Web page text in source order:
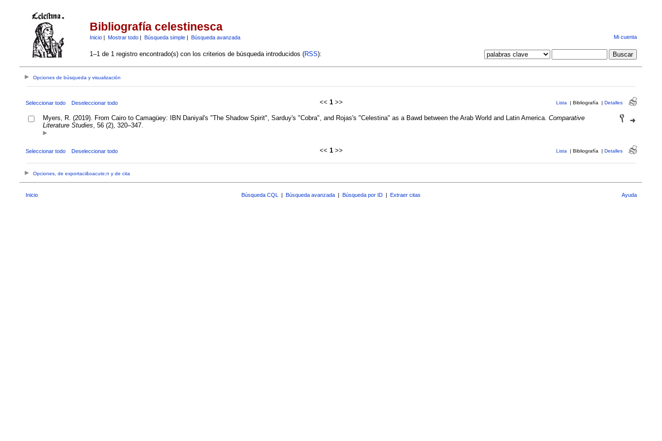
Bibliografía celestinesca
Inicio| Mostrar todo| Búsqueda simple| Búsqueda avanzada Mi cuenta
1–1 de 1 registro encontrado(s) con los criterios de búsqueda introducidos (RSS):
Opciones de búsqueda y visualización
Seleccionar todo Deseleccionar todo << 1>> Lista | Bibliografía | Detalles
Myers, R. (2019). From Cairo to Camagüey: IBN Daniyal's "The Shadow Spirit", Sarduy's "Cobra", and Rojas's "Celestina" as a Bawd between the Arab World and Latin America. Comparative
Literature Studies , 56 (2), 320–347.
Seleccionar todo Deseleccionar todo << 1>> Lista | Bibliografía | Detalles
Opciones, de exportaci&oacute;n y de cita
Inicio Búsqueda CQL | Búsqueda avanzada | Búsqueda por ID | Extraer citas Ayuda